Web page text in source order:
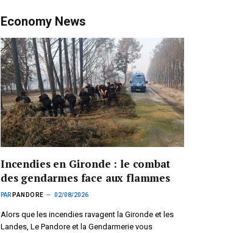
Economy News
Incendies en Gironde : le combat
des gendarmes face aux flammes
PAR PANDORE 02/08/2026
Alors que les incendies ravagent la Gironde et les
Landes, Le Pandore et la Gendarmerie vous